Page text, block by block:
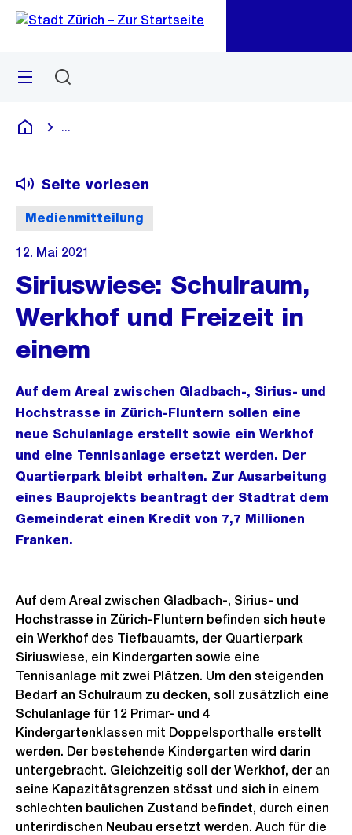
Navigation
Sprunglink
Menü
Deutsch
Medienmitteilung
Seite vorlesen
12. Mai 2021
Siriuswiese: Schulraum,
Werkhof und Freizeit in
einem
Auf dem Areal zwischen Gladbach-, Sirius- und
Hochstrasse in Zürich-Fluntern sollen eine
neue Schulanlage erstellt sowie ein Werkhof
und eine Tennisanlage ersetzt werden. Der
Quartierpark bleibt erhalten. Zur Ausarbeitung
eines Bauprojekts beantragt der Stadtrat dem
Gemeinderat einen Kredit von 7,7 Millionen
Franken.
Auf dem Areal zwischen Gladbach-, Sirius- und
Hochstrasse in Zürich-Fluntern befinden sich heute
ein Werkhof des Tiefbauamts, der Quartierpark
Siriuswiese, ein Kindergarten sowie eine
Tennisanlage mit zwei Plätzen. Um den steigenden
Bedarf an Schulraum zu decken, soll zusätzlich eine
Schulanlage für 12 Primar- und 4
Kindergartenklassen mit Doppelsporthalle erstellt
werden. Der bestehende Kindergarten wird darin
untergebracht. Gleichzeitig soll der Werkhof, der an
seine Kapazitätsgrenzen stösst und sich in einem
schlechten baulichen Zustand befindet, durch einen
unterirdischen Neubau ersetzt werden. Auch für die